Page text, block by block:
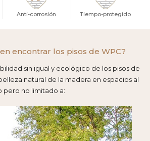
Anti-corrosión Tiempo-protegido
encontrar los pisos de WPC?
sin igual y ecológico de los pisos de
natural de la madera en espacios al
pero no limitado a:
hotel